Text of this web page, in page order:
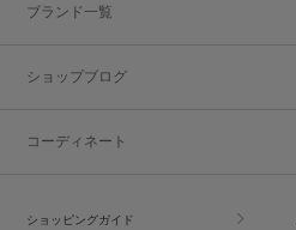
ブランド一覧
ショップブログ
コーディネート
ショッピングガイド